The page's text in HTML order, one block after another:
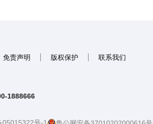
免责声明 版权保护 联系我们
1888666